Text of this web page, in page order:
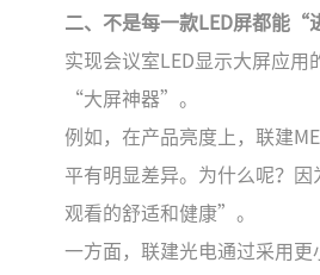
二、不是每一款LED屏都能“
实现会议室LED显示大屏应
“大屏神器”。
例如，在产品亮度上，联建
平有明显差异。为什么呢？
观看的舒适和健康”。
一方面，联建光电通过采用